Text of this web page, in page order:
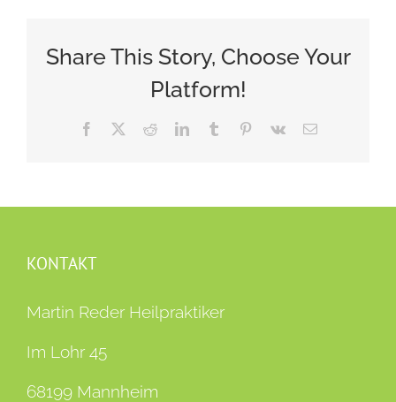
Share This Story, Choose Your
Platform!
Facebook RedditLinkedInTumblr Pinterest
Vk
E-
KONTAKT
Martin Reder Heilpraktiker
Im Lohr 45
68199 Mannheim